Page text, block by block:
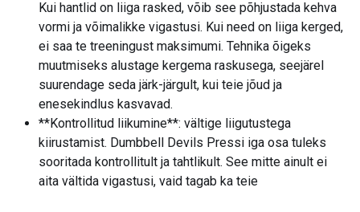
Kui hantlid on liiga rasked, võib see põhjustada kehva
vormi ja võimalikke vigastusi. Kui need on liiga kerged,
ei saa te treeningust maksimumi. Tehnika õigeks
muutmiseks alustage kergema raskusega, seejärel
suurendage seda järk-järgult, kui teie jõud ja
enesekindlus kasvavad.
**Kontrollitud liikumine**: vältige liigutustega
kiirustamist. Dumbbell Devils Pressi iga osa tuleks
sooritada kontrollitult ja tahtlikult. See mitte ainult ei
aita vältida vigastusi, vaid tagab ka teie